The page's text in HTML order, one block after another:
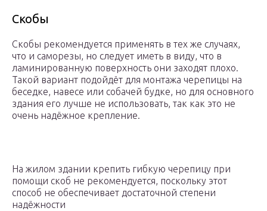
Скобы
Скобы рекомендуется применять в тех же случаях,
что и саморезы, но следует иметь в виду, что в
ламинированную поверхность они заходят плохо.
Такой вариант подойдёт для монтажа черепицы на
беседке, навесе или собачей будке, но для основного
здания его лучше не использовать, так как это не
очень надёжное крепление.
На жилом здании крепить гибкую черепицу при
помощи скоб не рекомендуется, поскольку этот
способ не обеспечивает достаточной степени
надёжности